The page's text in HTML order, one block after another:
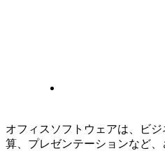
オフィスソフトウェアは、ビ
算、プレゼンテーションなど